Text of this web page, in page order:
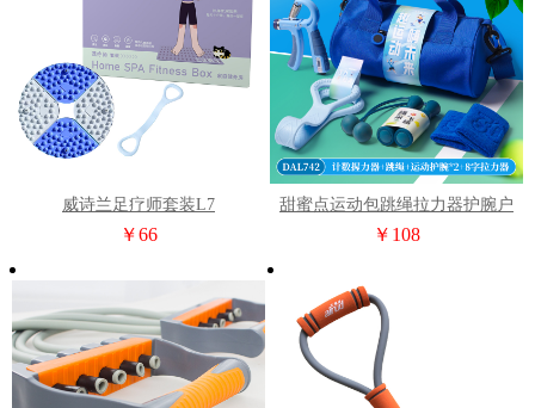
威诗兰足疗师套装L7
￥66
甜蜜点运动包跳绳拉力器护腕户
外活动礼品套装DAL742
￥108